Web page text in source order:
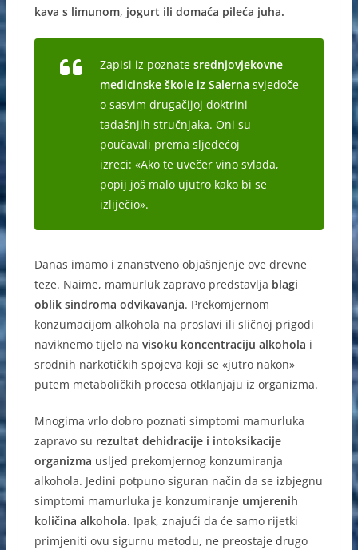
kava s limunom, jogurt ili domaća pileća juha.
Zapisi iz poznate srednjovjekovne
medicinske škole iz Salerna svjedoče
o sasvim drugačijoj doktrini
tadašnjih stručnjaka. Oni su
poučavali prema sljedećoj
izreci: «Ako te uvečer vino svlada,
popij još malo ujutro kako bi se
izliječio».
Danas imamo i znanstveno objašnjenje ove drevne
teze. Naime, mamurluk zapravo predstavlja blagi
oblik sindroma odvikavanja. Prekomjernom
konzumacijom alkohola na proslavi ili sličnoj prigodi
naviknemo tijelo na visoku koncentraciju alkohola i
srodnih narkotičkih spojeva koji se «jutro nakon»
putem metaboličkih procesa otklanjaju iz organizma.
Mnogima vrlo dobro poznati simptomi mamurluka
zapravo su rezultat dehidracije i intoksikacije
organizma usljed prekomjernog konzumiranja
alkohola. Jedini potpuno siguran način da se izbjegnu
simptomi mamurluka je konzumiranje umjerenih
količina alkohola. Ipak, znajući da će samo rijetki
primjeniti ovu sigurnu metodu, ne preostaje drugo